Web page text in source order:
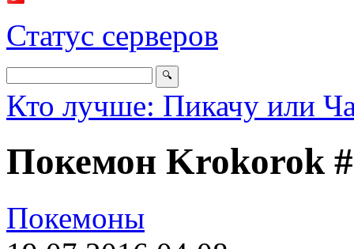
Статус серверов
Кто лучше: Пикачу или
Покемон Krokorok
Покемоны